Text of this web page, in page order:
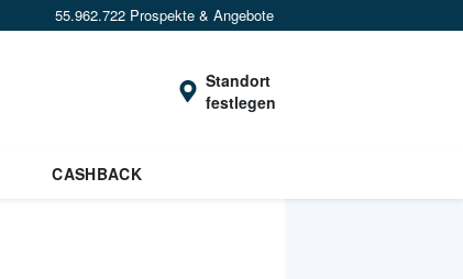
55.962.722 Prospekte & Angebote
Standort
festlegen
CASHBACK